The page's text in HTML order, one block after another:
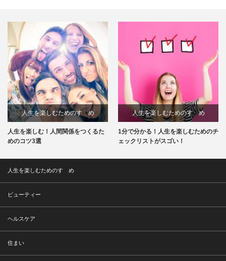
人生を楽しむためのすゝめ
人生を楽しむ！人間関係をつくるた
めのコツ3選
人生を楽しむためのすゝめ
1分で分かる！人生を楽しむためのチ
ェックリストがスゴい！
人生を楽しむためのすゝめ
ビューティー
ヘルスケア
住まい